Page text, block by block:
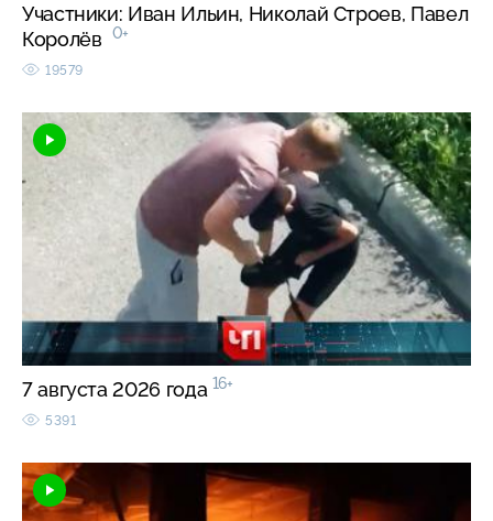
Участники: Иван Ильин, Николай Строев, Павел
Королёв
0+
19579
7 августа 2026 года 16+
5391